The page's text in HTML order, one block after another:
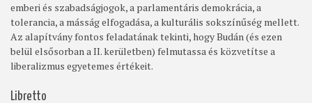
emberi és szabadságjogok, a parlamentáris demokrácia, a
tolerancia, a másság elfogadása, a kulturális sokszínűség mellett.
Az alapítvány fontos feladatának tekinti, hogy Budán (és ezen
belül elsősorban a II. kerületben) felmutassa és közvetítse a
liberalizmus egyetemes értékeit.
Libretto